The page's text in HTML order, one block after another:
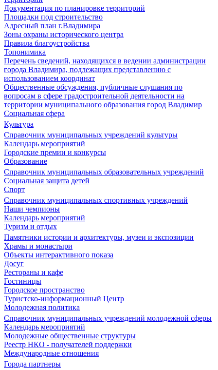
Документация по планировке территорий
Площадки под строительство
Адресный план г.Владимира
Зоны охраны исторического центра
Правила благоустройства
Топонимика
Перечень сведений, находящихся в ведении администрации
города Владимира, подлежащих представлению с
использованием координат
Общественные обсуждения, публичные слушания по
вопросам в сфере градостроительной деятельности на
территории муниципального образования город Владимир
Социальная сфера
Культура
Справочник муниципальных учреждений культуры
Календарь мероприятий
Городские премии и конкурсы
Образование
Справочник муниципальных образовательных учреждений
Социальная защита детей
Спорт
Справочник муниципальных спортивных учреждений
Наши чемпионы
Календарь мероприятий
Туризм и отдых
Памятники истории и архитектуры, музеи и экспозиции
Храмы и монастыри
Объекты интерактивного показа
Досуг
Рестораны и кафе
Гостиницы
Городское пространство
Туристско-информационный Центр
Молодежная политика
Справочник муниципальных учреждений молодежной сферы
Календарь мероприятий
Молодежные общественные структуры
Реестр НКО - получателей поддержки
Международные отношения
Города партнеры